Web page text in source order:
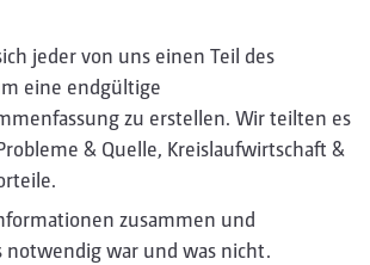
jeder von uns einen Teil des
eine endgültige
zu erstellen. Wir teilten es
& Quelle, Kreislaufwirtschaft &
zusammen und
notwendig war und was nicht.